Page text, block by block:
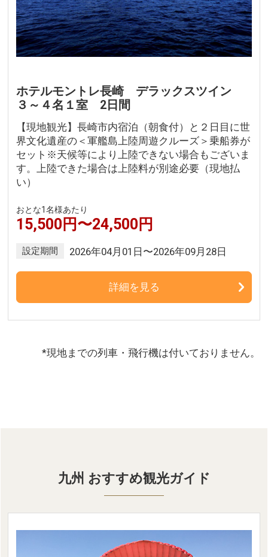
ホテルモントレ長崎 デラックスツイン
３～４名１室 2日間
【現地観光】長崎市内宿泊（朝食付）と２日目に世
界文化遺産の＜軍艦島上陸周遊クルーズ＞乗船券が
セット※天候等により上陸できない場合もございま
す。上陸できた場合は上陸料が別途必要（現地払
い）
おとな1名様あたり
15,500円〜24,500円
設定期間 2026年04月01日〜2026年09月28日
詳細を見る
*現地までの列車・飛行機は付いておりません。
九州 おすすめ観光ガイド